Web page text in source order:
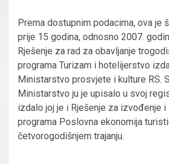
Prema dostupnim podacima, ova je
prije 15 godina, odnosno 2007.
Rješenje za rad za obavljanje
programa Turizam i hotelijerstvo
Ministarstvo prosvjete i kulture RS.
Ministarstvo ju je upisalo u svoj
izdalo joj je i Rješenje za izvođenje
programa Poslovna ekonomija
četvorogodišnjem trajanju.